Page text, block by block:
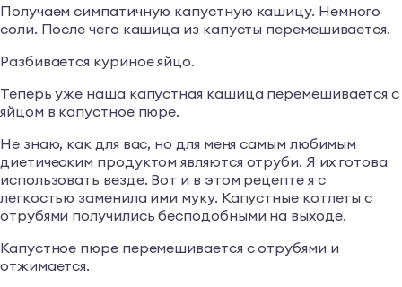
Получаем симпатичную капустную кашицу. Немного
соли. После чего кашица из капусты перемешивается.
Разбивается куриное яйцо.
Теперь уже наша капустная кашица перемешивается с
яйцом в капустное пюре.
Не знаю, как для вас, но для меня самым любимым
диетическим продуктом являются отруби. Я их готова
использовать везде. Вот и в этом рецепте я с
легкостью заменила ими муку. Капустные котлеты с
отрубями получились бесподобными на выходе.
Капустное пюре перемешивается с отрубями и
отжимается.